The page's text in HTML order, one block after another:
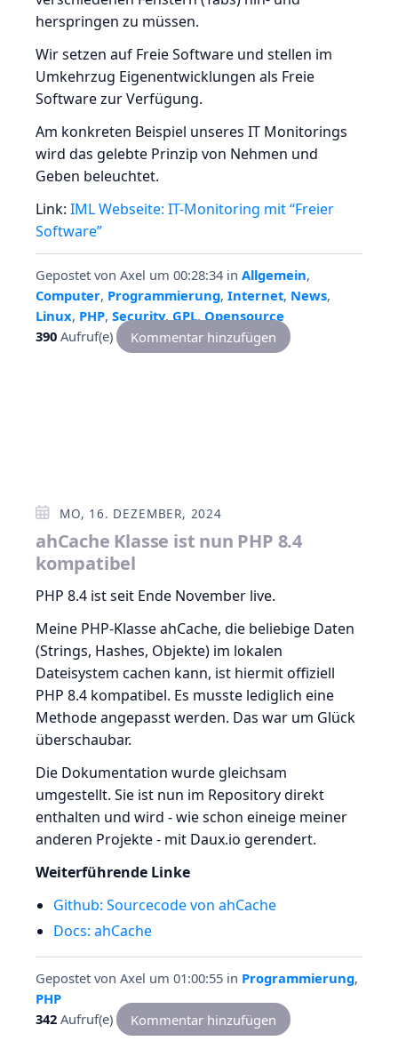
herspringen zu müssen.
Wir setzen auf Freie Software und stellen im
Umkehrzug Eigenentwicklungen als Freie
Software zur Verfügung.
Am konkreten Beispiel unseres IT Monitorings
wird das gelebte Prinzip von Nehmen und
Geben beleuchtet.
Link: IML Webseite: IT-Monitoring mit “Freier
Software”
Gepostet von Axel um 00:28:34 in Allgemein,
Computer, Programmierung, Internet, News,
Linux, PHP, Security,GPL,Opensource
390 Aufruf(e) Kommentar hinzufügen
MO, 16. DEZEMBER, 2024
ahCache Klasse ist nun PHP 8.4
kompatibel
PHP 8.4 ist seit Ende November live.
Meine PHP-Klasse ahCache, die beliebige Daten
(Strings, Hashes, Objekte) im lokalen
Dateisystem cachen kann, ist hiermit offiziell
PHP 8.4 kompatibel. Es musste lediglich eine
Methode angepasst werden. Das war um Glück
überschaubar.
Die Dokumentation wurde gleichsam
umgestellt. Sie ist nun im Repository direkt
enthalten und wird - wie schon eineige meiner
anderen Projekte - mit Daux.io gerendert.
Weiterführende Linke
Github: Sourcecode von ahCache
Docs: ahCache
Gepostet von Axel um 01:00:55 in Programmierung,
PHP
342 Aufruf(e) Kommentar hinzufügen